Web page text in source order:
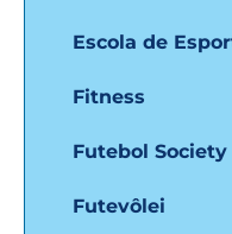
Escola de
Fitness
Futebol Society
Futevôlei